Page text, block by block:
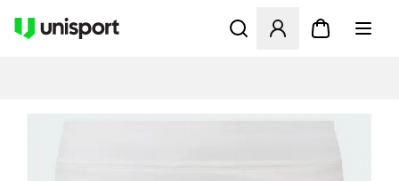
Åbner en Modal til at